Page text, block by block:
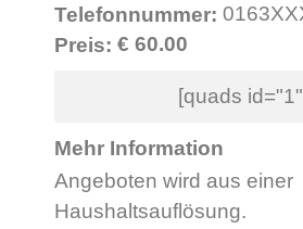
Telefonnummer:
Preis: € 60.00
[quads
Mehr Information
Angeboten wird aus einer
Haushaltsauflösung.